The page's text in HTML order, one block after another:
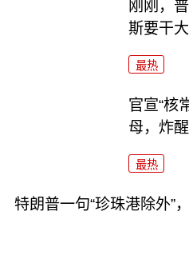
刚刚，
斯要干大
最热
官宣“核
母，炸
最热
特朗普一句“珍珠港除外”